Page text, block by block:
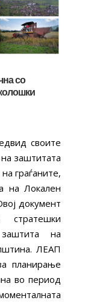
со
своите
заштитата
граѓаните,
на Локален
документ
стратешки
на
ЛЕАП
планирање
во период